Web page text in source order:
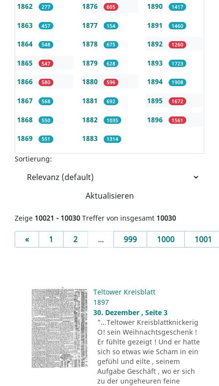
1862 277
1863 457
1864 548
1865 547
1866 580
1867 568
1868 550
1869 551
1876 605
1877 154
1878 675
1879 628
1880 596
1881 692
1882 1035
1883 1314
1890 1417
1891 1460
1892 1260
1893 1723
1894 1908
1895 1672
1896 1561
Sortierung:
Aktualisieren
Zeige 10021 - 10030 Treffer von insgesamt 10030
«Previous
1 2 ... 999 1000 1001
Teltower Kreisblatt
1897
30. Dezember , Seite 3
"...Teltower Kreisblattknickerig
O! sein Weihnachtsgeschenk !
Er fühlte gezeigt ! Und er hatte
sich so etwas wie Scham in ein
gefühl und eilte , seinem
Aufgabe Geschäft , wo er sich
zu der ungeheuren feine